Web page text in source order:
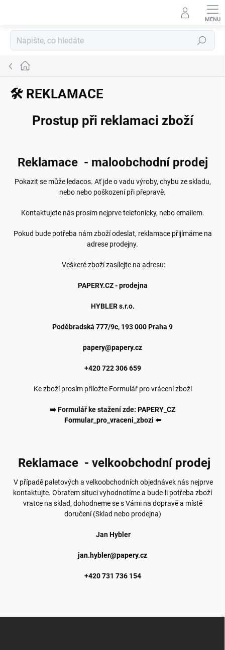
Hledat
Domů
🛠️ REKLAMACE
Prostup při reklamaci zboží
Reklamace - maloobchodní prodej
Pokazit se může ledacos. Ať jde o vadu výroby, chybu ze skladu,
nebo nebo poškození při přepravě.
Kontaktujete nás prosím nejprve telefonicky, nebo emailem.
Pokud bude potřeba nám zboží odeslat, reklamace přijímáme na
adrese prodejny.
Veškeré zboží zasílejte na adresu:
PAPERY.CZ - prodejna
HYBLER s.r.o.
Poděbradská 777/9c, 193 000 Praha 9
papery@papery.cz
+420 722 306 659
Ke zboží prosím přiložte Formulář pro vrácení zboží
➡️ Formulář ke stažení zde: PAPERY_CZ
Formular_pro_vraceni_zbozi ⬅️
Reklamace - velkoobchodní prodej
V případě paletových a velkoobchodních objednávek nás nejprve
kontaktujte. Obratem situci vyhodnotíme a bude-li potřeba zboží
vratce na sklad, dohodneme se s Vámi na dopravě a místě
doručení (Sklad nebo prodejna)
Jan Hybler
jan.hybler@papery.cz
+420 731 736 154